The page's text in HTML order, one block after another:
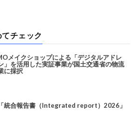
てチェック
メイクショップによる「デジタルアドレ
」を活用した実証事業が国土交通省の物流
に採択
統合報告書（Integrated report）2026」